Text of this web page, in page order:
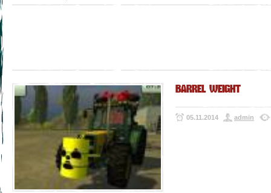
BARREL WEIGHT
05.11.2014 admin